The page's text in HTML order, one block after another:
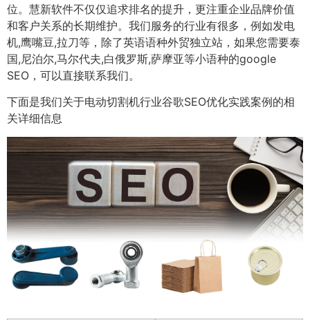
位。慧新软件不仅仅追求排名的提升，更注重企业品牌价值
和客户关系的长期维护。我们服务的行业有很多，例如发电
机,鹰嘴豆,拉刀等，除了英语语种外贸独立站，如果您需要泰
国,尼泊尔,马尔代夫,白俄罗斯,萨摩亚等小语种的google
SEO，可以直接联系我们。
下面是我们关于电动切割机行业谷歌SEO优化实践案例的相
关详细信息